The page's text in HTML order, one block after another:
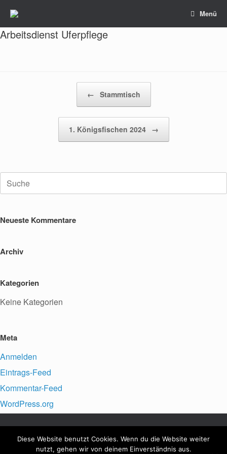
Inhalt
Menü
Arbeitsdienst Uferpflege
← Stammtisch
1. Königsfischen 2024 →
Suche
nach:
Neueste Kommentare
Archiv
Kategorien
Keine Kategorien
Meta
Anmelden
Eintrags-Feed
Kommentar-Feed
WordPress.org
VfFuG Staffort e.V., © 2026 Impressum
Diese Website benutzt Cookies. Wenn du die Website weiter
nutzt, gehen wir von deinem Einverständnis aus.